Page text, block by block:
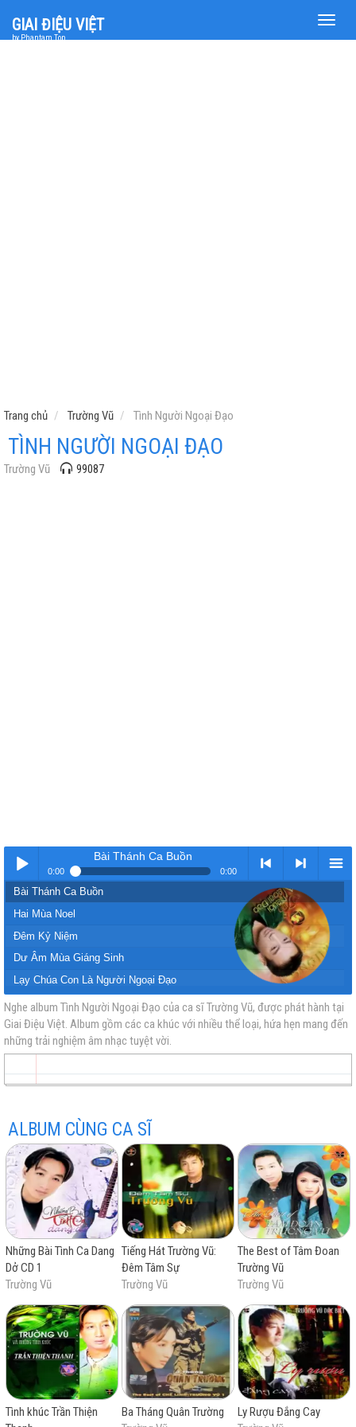
Toggle
GIAI ĐIỆU VIỆT
by Phantam Top
Trang chủ Trường Vũ Tình Người Ngoại Đạo
TÌNH NGƯỜI NGOẠI ĐẠO
Trường Vũ 99087
Nhạc
vàng
trữ
tình
Bài Thánh Ca Buồn
0:00 0:00
< Kho
nhạc
trực
tuyến
>
Nhạc
chất
cao
Kho
nhạc
miễn
Bài Thánh Ca Buồn
Hai Mùa Noel
Đêm Kỷ Niệm
Dư Âm Mùa Giáng Sinh
Lạy Chúa Con Là Người Ngoại Đạo
Tình Người Ngoại Đạo
Mùa Sao Sáng
Tà Áo Đêm Noel
Nghe album Tình Người Ngoại Đạo của ca sĩ Trường Vũ, được phát hành tại
Giai Điệu Việt. Album gồm các ca khúc với nhiều thể loại, hứa hẹn mang đến
những trải nghiệm âm nhạc tuyệt vời.
ALBUM CÙNG CA SĨ
Những Bài Tình Ca Dang
Dở CD 1
Trường Vũ
Tiếng Hát Trường Vũ:
Đêm Tâm Sự
Trường Vũ
The Best of Tâm Đoan
Trường Vũ
Trường Vũ
Tình khúc Trần Thiện
Ba Tháng Quân Trường
Ly Rượu Đắng Cay